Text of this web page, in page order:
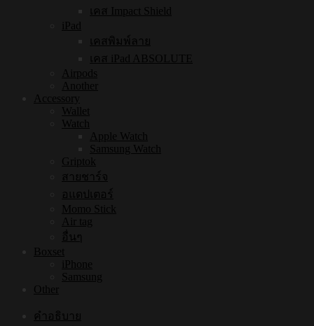
เคส Impact Shield
iPad
เคสพิมพ์ลาย
เคส iPad ABSOLUTE
Airpods
Another
Accessory
Wallet
Watch
Apple Watch
Samsung Watch
Griptok
สายชาร์จ
อแดปเตอร์
Momo Stick
Air tag
อื่นๆ
Boxset
iPhone
Samsung
Other
คำอธิบาย